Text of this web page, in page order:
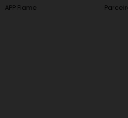
APP Flame